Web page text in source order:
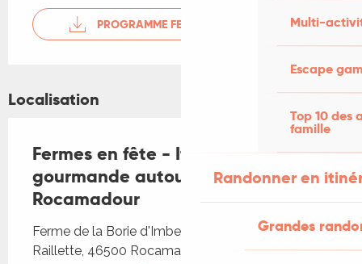
Multi-
Escape
Top 10 des
famille
Randonner en
Grandes
PROGRAMME FERMES EN FETE
Localisation
Fermes en fête - Itinérance
gourmande autour de
Rocamadour
Ferme de la Borie d'Imbert, 240 Chemin de
Raillette, 46500 Rocamadour